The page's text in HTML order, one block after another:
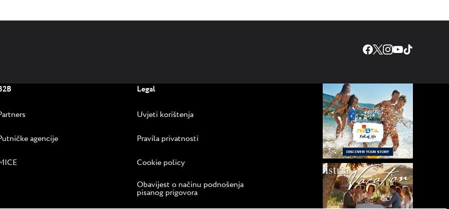
agencije
Legal
Uvjeti korištenja
Pravila privatnosti
Cookie policy
Obavijest o načinu podnošenja
pisanog prigovora